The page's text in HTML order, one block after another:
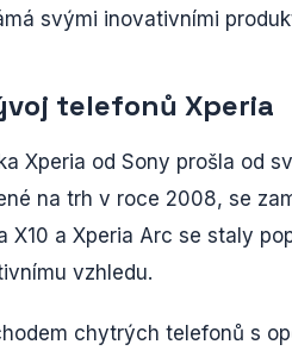
svými inovativními
telefonů Xperia
Xperia od Sony prošla od
na trh v roce 2008, se
X10 a Xperia Arc se staly
vzhledu.
chytrých telefonů s